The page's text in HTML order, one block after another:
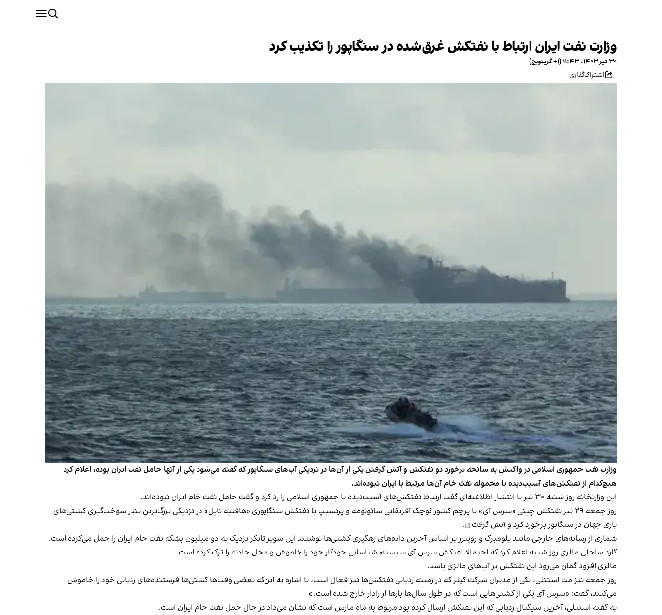
وزارت نفت ایران ارتباط با نفتکش غرق‌شده در سنگاپور را تکذیب کرد
۳۰ تیر ۱۴۰۳، ۱۱:۴۳ (‎+۱ گرینویچ)
اشتراک‌گذاری
وزارت نفت جمهوری اسلامی در واکنش به سانحه برخورد دو نفتکش و آتش گرفتن یکی از آن‌ها در نزدیکی آب‌های سنگاپور که گفته می‌شود یکی از آنها حامل نفت ایران بوده، اعلام کرد
هیچ‌کدام از نفتکش‌های آسیب‌دیده یا محموله نفت خام آن‌ها مرتبط با ایران نبوده‌اند.
این وزارتخانه روز شنبه ۳۰ تیر با انتشار اطلاعیه‌ای گفت ارتباط نفتکش‌های آسیب‌دیده با جمهوری اسلامی را رد کرد و گفت حامل نفت خام ایران نبوده‌اند.
روز جمعه ۲۹ تیر نفتکش چینی «سرس‌ آی» با پرچم کشور کوچک آفریقایی سائوتومه و پرنسیپ با نفتکش سنگاپوری «هافنیه نایل» در نزدیکی بزرگ‌ترین بندر سوخت‌گیری کشتی‌های
باری جهان در سنگاپوربرخورد کرد و آتش گرفت
.
شماری از رسانه‌های خارجی مانند بلومبرگ و رویترز بر اساس آخرین داده‌های رهگیری کشتی‌ها نوشتند این سوپر تانکر نزدیک به دو میلیون بشکه نفت خام ایران را حمل می‌کرده است.
گارد ساحلی مالزی روز شنبه اعلام کرد که احتمالا نفتکش سرس آی سیستم شناسایی خودکار خود را خاموش و محل حادثه را ترک کرده است.
مالزی افزود گمان می‌رود این نفتکش در آب‌های مالزی باشد.
روز جمعه نیز مت استنلی، یکی از مدیران شرکت کپلر که در زمینه ردیابی نفتکش‌ها نیز فعال است، با اشاره به این‌که بعضی وقت‌ها کشتی‌ها فرستنده‌های ردیابی خود را خاموش
می‌کنند، گفت: «سرس آی یکی از کشتی‌‌هایی است که در طول سال‌ها بارها از رادار خارج شده است.»
به گفته استنلی، آخرین سیگنال ردیابی که این نفتکش ارسال کرده بود مربوط به ماه مارس است که نشان می‌داد در حال حمل نفت خام ایران است.